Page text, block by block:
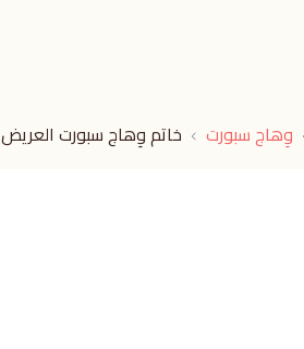
وِهاج سبورت خاتم وِهاج سبورت العريض